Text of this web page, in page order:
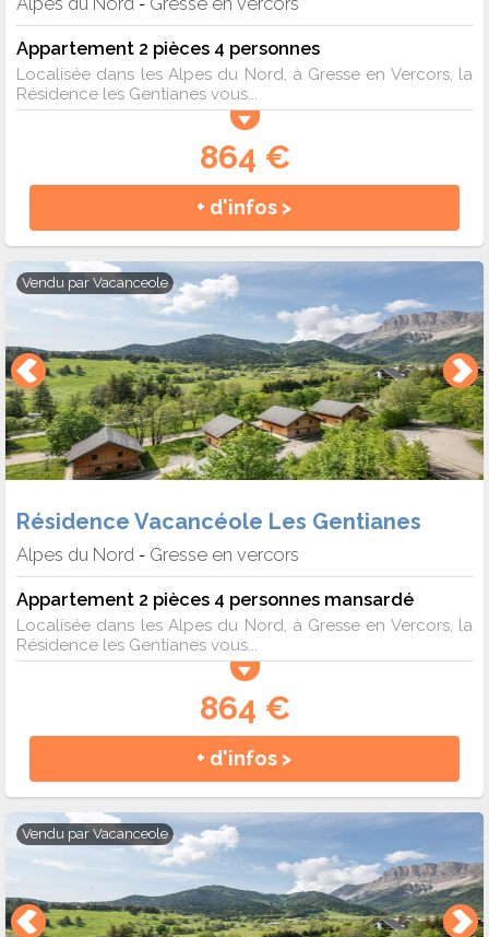
-
Appartement 2 pièces 4 personnes
Localisée dans les Alpes du Nord, à Gresse en Vercors, la
Résidence les Gentianes vous...
864 €
+ d'infos >
Vendu par Vacanceole
Résidence Vacancéole Les Gentianes
Alpes du Nord - Gresse en vercors
Appartement 2 pièces 4 personnes mansardé
Localisée dans les Alpes du Nord, à Gresse en Vercors, la
Résidence les Gentianes vous...
864 €
+ d'infos >
Vendu par Vacanceole